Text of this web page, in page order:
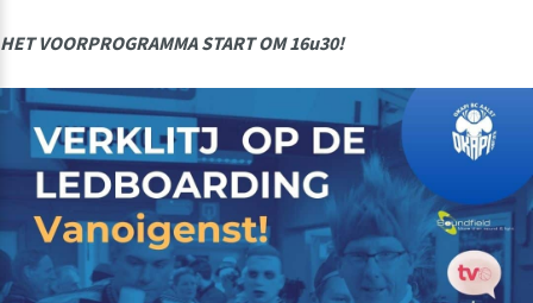
HET VOORPROGRAMMA START OM 16u30!